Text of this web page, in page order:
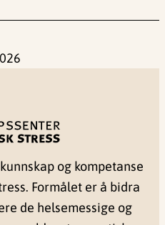
og kompetanse
Formålet er å bidra
de helsemessige og